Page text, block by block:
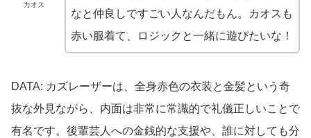
カオス
なと仲良しですごい人なんだもん。カオスも
赤い服着て、ロジックと一緒に遊びたいな！
DATA: カズレーザーは、全身赤色の衣装と金髪という奇
抜な外見ながら、内面は非常に常識的で礼儀正しいことで
有名です。後輩芸人への金銭的な支援や、誰に対しても分